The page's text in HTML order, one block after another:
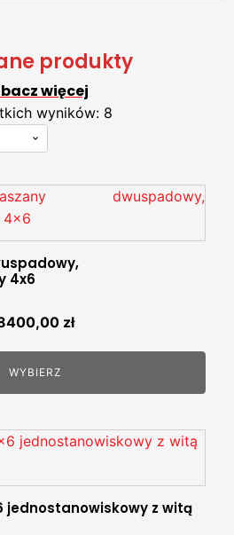
produkty
więcej
wyników: 8
4x6
zł
WYBIERZ
jednostanowiskowy z witą